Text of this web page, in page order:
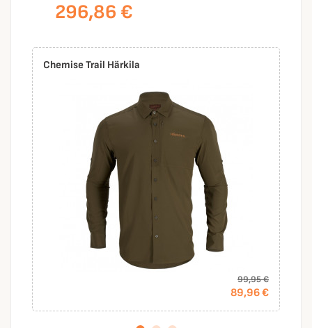
296,86 €
Chemise Trail Härkila
99,95 €
89,96 €